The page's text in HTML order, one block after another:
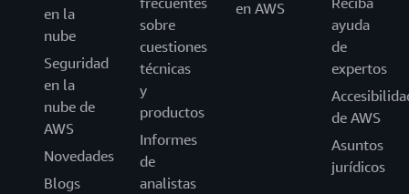
en la
nube
Seguridad
en la
nube de
AWS
Novedades
Blogs
sobre
cuestiones
técnicas
y
productos
Informes
de
analistas
en AWS
ayuda
de
expertos
de AWS
Asuntos
jurídicos